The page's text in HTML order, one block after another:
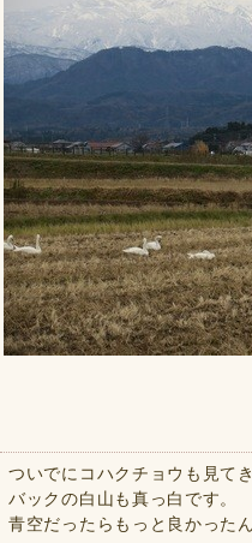
ついでにコハクチョウも見て
バックの白山も真っ白です。
青空だったらもっと良かった